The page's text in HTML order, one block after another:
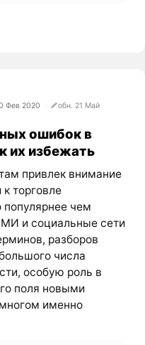
Фев 2020 обн. 21 Май
ошибок в
их избежать
привлек внимание
торговле
популярнее чем
и социальные сети
разборов
числа
особую роль в
поля новыми
именно